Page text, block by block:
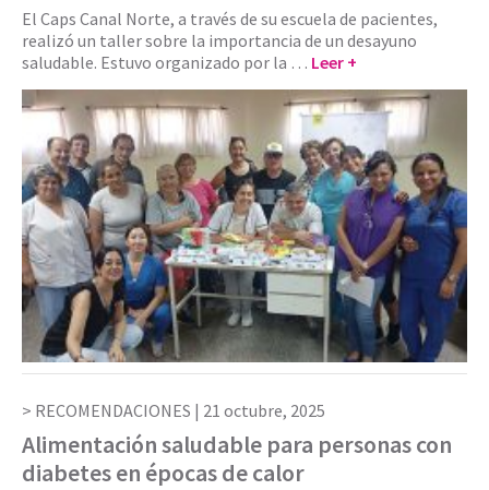
El Caps Canal Norte, a través de su escuela de pacientes,
realizó un taller sobre la importancia de un desayuno
saludable. Estuvo organizado por la … Leer +
RECOMENDACIONES | 21 octubre, 2025
Alimentación saludable para personas con
diabetes en épocas de calor